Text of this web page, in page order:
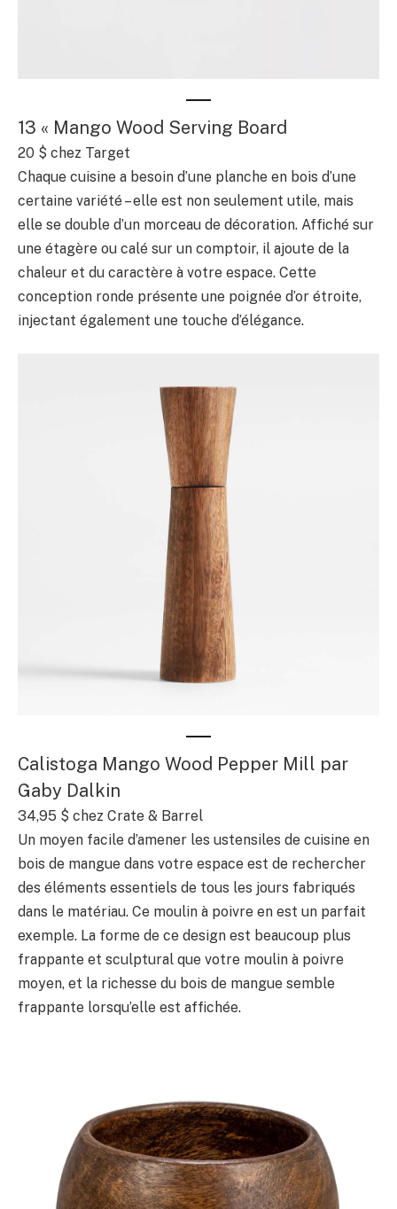
13 « Mango Wood Serving Board
20 $ chez Target
Chaque cuisine a besoin d’une planche en bois d’une
certaine variété – elle est non seulement utile, mais
elle se double d’un morceau de décoration. Affiché sur
une étagère ou calé sur un comptoir, il ajoute de la
chaleur et du caractère à votre espace. Cette
conception ronde présente une poignée d’or étroite,
injectant également une touche d’élégance.
Calistoga Mango Wood Pepper Mill par
Gaby Dalkin
34,95 $ chez Crate & Barrel
Un moyen facile d’amener les ustensiles de cuisine en
bois de mangue dans votre espace est de rechercher
des éléments essentiels de tous les jours fabriqués
dans le matériau. Ce moulin à poivre en est un parfait
exemple. La forme de ce design est beaucoup plus
frappante et sculptural que votre moulin à poivre
moyen, et la richesse du bois de mangue semble
frappante lorsqu’elle est affichée.